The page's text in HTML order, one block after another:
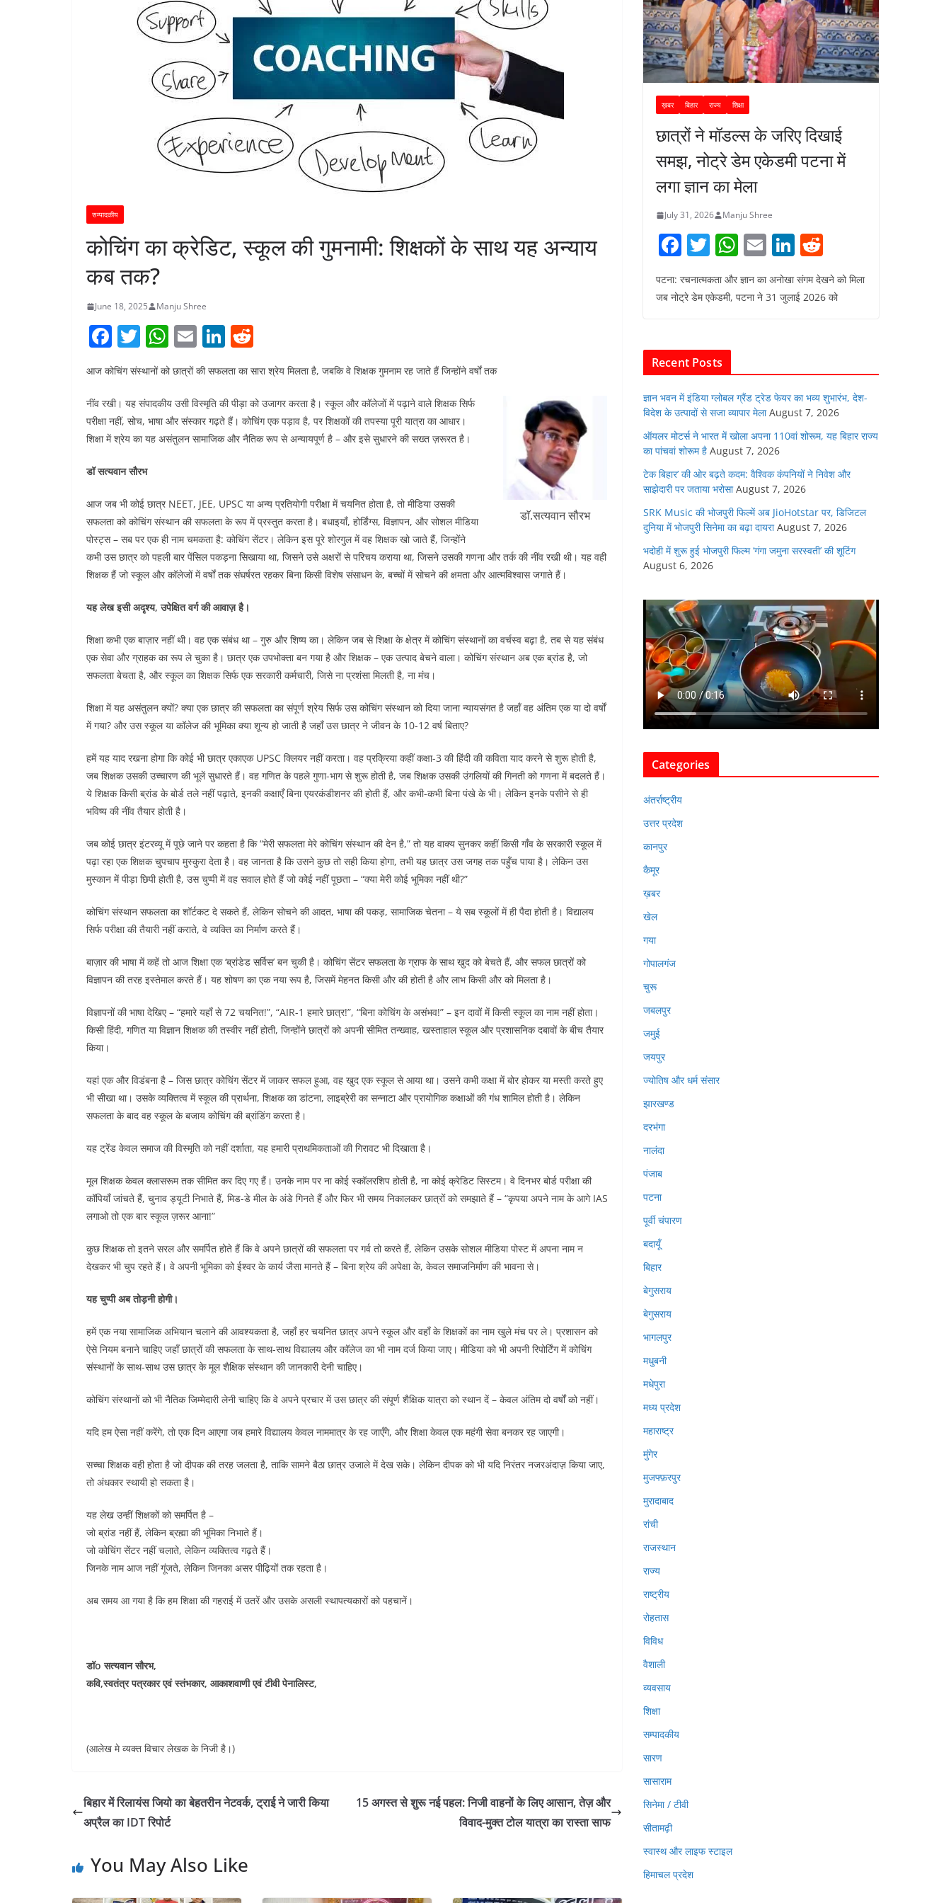
सम्पादकीय
कोचिंग का क्रेडिट, स्कूल की गुमनामी: शिक्षकों के साथ यह अन्याय
कब तक?
June 18, 2025 Manju Shree
F
a
c
e
b
o
o
k
T
w
itt
er
W
at
s
A
p
E
m
ai
l
Li
k
e
dI
n
d
di
t
आज कोचिंग संस्थानों को छात्रों की सफलता का सारा श्रेय मिलता है, जबकि वे शिक्षक गुमनाम रह जाते हैं जिन्होंने वर्षों तक
डाॅ.सत्यवान सौरभ
नींव रखी। यह संपादकीय उसी विस्मृति की पीड़ा को उजागर करता है। स्कूल और कॉलेजों में पढ़ाने वाले शिक्षक सिर्फ
परीक्षा नहीं, सोच, भाषा और संस्कार गढ़ते हैं। कोचिंग एक पड़ाव है, पर शिक्षकों की तपस्या पूरी यात्रा का आधार।
शिक्षा में श्रेय का यह असंतुलन सामाजिक और नैतिक रूप से अन्यायपूर्ण है – और इसे सुधारने की सख्त ज़रूरत है।
डॉ सत्यवान सौरभ
आज जब भी कोई छात्र NEET, JEE, UPSC या अन्य प्रतियोगी परीक्षा में चयनित होता है, तो मीडिया उसकी
सफलता को कोचिंग संस्थान की सफलता के रूप में प्रस्तुत करता है। बधाइयाँ, होर्डिंग्स, विज्ञापन, और सोशल मीडिया
पोस्ट्स – सब पर एक ही नाम चमकता है: कोचिंग सेंटर। लेकिन इस पूरे शोरगुल में वह शिक्षक खो जाते हैं, जिन्होंने
कभी उस छात्र को पहली बार पेंसिल पकड़ना सिखाया था, जिसने उसे अक्षरों से परिचय कराया था, जिसने उसकी गणना और तर्क की नींव रखी थी। यह वही
शिक्षक हैं जो स्कूल और कॉलेजों में वर्षों तक संघर्षरत रहकर बिना किसी विशेष संसाधन के, बच्चों में सोचने की क्षमता और आत्मविश्वास जगाते हैं।
यह लेख इसी अदृश्य, उपेक्षित वर्ग की आवाज़ है।
शिक्षा कभी एक बाज़ार नहीं थी। वह एक संबंध था – गुरु और शिष्य का। लेकिन जब से शिक्षा के क्षेत्र में कोचिंग संस्थानों का वर्चस्व बढ़ा है, तब से यह संबंध
एक सेवा और ग्राहक का रूप ले चुका है। छात्र एक उपभोक्ता बन गया है और शिक्षक – एक उत्पाद बेचने वाला। कोचिंग संस्थान अब एक ब्रांड है, जो
सफलता बेचता है, और स्कूल का शिक्षक सिर्फ एक सरकारी कर्मचारी, जिसे ना प्रशंसा मिलती है, ना मंच।
शिक्षा में यह असंतुलन क्यों? क्या एक छात्र की सफलता का संपूर्ण श्रेय सिर्फ उस कोचिंग संस्थान को दिया जाना न्यायसंगत है जहाँ वह अंतिम एक या दो वर्षों
में गया? और उस स्कूल या कॉलेज की भूमिका क्या शून्य हो जाती है जहाँ उस छात्र ने जीवन के 10-12 वर्ष बिताए?
हमें यह याद रखना होगा कि कोई भी छात्र एकाएक UPSC क्लियर नहीं करता। वह प्रक्रिया कहीं कक्षा-3 की हिंदी की कविता याद करने से शुरू होती है,
जब शिक्षक उसकी उच्चारण की भूलें सुधारते हैं। वह गणित के पहले गुणा-भाग से शुरू होती है, जब शिक्षक उसकी उंगलियों की गिनती को गणना में बदलते हैं।
ये शिक्षक किसी ब्रांड के बोर्ड तले नहीं पढ़ाते, इनकी कक्षाएँ बिना एयरकंडीशनर की होती हैं, और कभी-कभी बिना पंखे के भी। लेकिन इनके पसीने से ही
भविष्य की नींव तैयार होती है।
जब कोई छात्र इंटरव्यू में पूछे जाने पर कहता है कि “मेरी सफलता मेरे कोचिंग संस्थान की देन है,” तो यह वाक्य सुनकर कहीं किसी गाँव के सरकारी स्कूल में
पढ़ा रहा एक शिक्षक चुपचाप मुस्कुरा देता है। वह जानता है कि उसने कुछ तो सही किया होगा, तभी यह छात्र उस जगह तक पहुँच पाया है। लेकिन उस
मुस्कान में पीड़ा छिपी होती है, उस चुप्पी में वह सवाल होते हैं जो कोई नहीं पूछता – “क्या मेरी कोई भूमिका नहीं थी?”
कोचिंग संस्थान सफलता का शॉर्टकट दे सकते हैं, लेकिन सोचने की आदत, भाषा की पकड़, सामाजिक चेतना – ये सब स्कूलों में ही पैदा होती है। विद्यालय
सिर्फ परीक्षा की तैयारी नहीं कराते, वे व्यक्ति का निर्माण करते हैं।
बाज़ार की भाषा में कहें तो आज शिक्षा एक ‘ब्रांडेड सर्विस’ बन चुकी है। कोचिंग सेंटर सफलता के ग्राफ के साथ खुद को बेचते हैं, और सफल छात्रों को
विज्ञापन की तरह इस्तेमाल करते हैं। यह शोषण का एक नया रूप है, जिसमें मेहनत किसी और की होती है और लाभ किसी और को मिलता है।
विज्ञापनों की भाषा देखिए – “हमारे यहाँ से 72 चयनित!”, “AIR-1 हमारे छात्र!”, “बिना कोचिंग के असंभव!” – इन दावों में किसी स्कूल का नाम नहीं होता।
किसी हिंदी, गणित या विज्ञान शिक्षक की तस्वीर नहीं होती, जिन्होंने छात्रों को अपनी सीमित तन्ख्वाह, खस्ताहाल स्कूल और प्रशासनिक दबावों के बीच तैयार
किया।
यहां एक और विडंबना है – जिस छात्र कोचिंग सेंटर में जाकर सफल हुआ, वह खुद एक स्कूल से आया था। उसने कभी कक्षा में बोर होकर या मस्ती करते हुए
भी सीखा था। उसके व्यक्तित्व में स्कूल की प्रार्थना, शिक्षक का डांटना, लाइब्रेरी का सन्नाटा और प्रायोगिक कक्षाओं की गंध शामिल होती है। लेकिन
सफलता के बाद वह स्कूल के बजाय कोचिंग की ब्रांडिंग करता है।
यह ट्रेंड केवल समाज की विस्मृति को नहीं दर्शाता, यह हमारी प्राथमिकताओं की गिरावट भी दिखाता है।
मूल शिक्षक केवल क्लासरूम तक सीमित कर दिए गए हैं। उनके नाम पर ना कोई स्कॉलरशिप होती है, ना कोई क्रेडिट सिस्टम। वे दिनभर बोर्ड परीक्षा की
कॉपियाँ जांचते हैं, चुनाव ड्यूटी निभाते हैं, मिड-डे मील के अंडे गिनते हैं और फिर भी समय निकालकर छात्रों को समझाते हैं – “कृपया अपने नाम के आगे IAS
लगाओ तो एक बार स्कूल ज़रूर आना!”
कुछ शिक्षक तो इतने सरल और समर्पित होते हैं कि वे अपने छात्रों की सफलता पर गर्व तो करते हैं, लेकिन उसके सोशल मीडिया पोस्ट में अपना नाम न
देखकर भी चुप रहते हैं। वे अपनी भूमिका को ईश्वर के कार्य जैसा मानते हैं – बिना श्रेय की अपेक्षा के, केवल समाजनिर्माण की भावना से।
यह चुप्पी अब तोड़नी होगी।
हमें एक नया सामाजिक अभियान चलाने की आवश्यकता है, जहाँ हर चयनित छात्र अपने स्कूल और वहाँ के शिक्षकों का नाम खुले मंच पर ले। प्रशासन को
ऐसे नियम बनाने चाहिए जहाँ छात्रों की सफलता के साथ-साथ विद्यालय और कॉलेज का भी नाम दर्ज किया जाए। मीडिया को भी अपनी रिपोर्टिंग में कोचिंग
संस्थानों के साथ-साथ उस छात्र के मूल शैक्षिक संस्थान की जानकारी देनी चाहिए।
कोचिंग संस्थानों को भी नैतिक जिम्मेदारी लेनी चाहिए कि वे अपने प्रचार में उस छात्र की संपूर्ण शैक्षिक यात्रा को स्थान दें – केवल अंतिम दो वर्षों को नहीं।
यदि हम ऐसा नहीं करेंगे, तो एक दिन आएगा जब हमारे विद्यालय केवल नाममात्र के रह जाएँगे, और शिक्षा केवल एक महंगी सेवा बनकर रह जाएगी।
सच्चा शिक्षक वही होता है जो दीपक की तरह जलता है, ताकि सामने बैठा छात्र उजाले में देख सके। लेकिन दीपक को भी यदि निरंतर नजरअंदाज़ किया जाए,
तो अंधकार स्थायी हो सकता है।
यह लेख उन्हीं शिक्षकों को समर्पित है –
जो ब्रांड नहीं हैं, लेकिन ब्रह्मा की भूमिका निभाते हैं।
जो कोचिंग सेंटर नहीं चलाते, लेकिन व्यक्तित्व गढ़ते हैं।
जिनके नाम आज नहीं गूंजते, लेकिन जिनका असर पीढ़ियों तक रहता है।
अब समय आ गया है कि हम शिक्षा की गहराई में उतरें और उसके असली स्थापत्यकारों को पहचानें।
डॉo सत्यवान सौरभ,
कवि,स्वतंत्र पत्रकार एवं स्तंभकार, आकाशवाणी एवं टीवी पेनालिस्ट,
(आलेख मे व्यक्त विचार लेखक के निजी है।)
बिहार में रिलायंस जियो का बेहतरीन नेटवर्क, ट्राई ने जारी किया
अप्रैल का IDT रिपोर्ट
15 अगस्त से शुरू नई पहल: निजी वाहनों के लिए आसान, तेज़ और
विवाद-मुक्त टोल यात्रा का रास्ता साफ
You May Also Like
ख़बर बिहार राज्य शिक्षा
छात्रों ने मॉडल्स के जरिए दिखाई
समझ, नोट्रे डेम एकेडमी पटना में
लगा ज्ञान का मेला
July 31, 2026 Manju Shree
F
c
e
o
o
k
T
itt
W
at
p
E
m
ai
Li
n
k
e
e
d
पटना: रचनात्मकता और ज्ञान का अनोखा संगम देखने को मिला
जब नोट्रे डेम एकेडमी, पटना ने 31 जुलाई 2026 को
Recent Posts
ज्ञान भवन में इंडिया ग्लोबल ग्रैंड ट्रेड फेयर का भव्य शुभारंभ, देश-
विदेश के उत्पादों से सजा व्यापार मेला August 7, 2026
ऑयलर मोटर्स ने भारत में खोला अपना 110वां शोरूम, यह बिहार राज्य
का पांचवां शोरूम है August 7, 2026
टेक बिहार’ की ओर बढ़ते कदम: वैश्विक कंपनियों ने निवेश और
साझेदारी पर जताया भरोसा August 7, 2026
SRK Music की भोजपुरी फिल्में अब JioHotstar पर, डिजिटल
दुनिया में भोजपुरी सिनेमा का बढ़ा दायरा August 7, 2026
भदोही में शुरू हुई भोजपुरी फिल्म ‘गंगा जमुना सरस्वती’ की शूटिंग
August 6, 2026
Categories
अंतर्राष्ट्रीय
उत्तर प्रदेश
कानपुर
कैमूर
ख़बर
खेल
गया
गोपालगंज
चुरू
जबलपुर
जमुई
जयपुर
ज्योतिष और धर्म संसार
झारखण्ड
दरभंगा
नालंदा
पंजाब
पटना
पूर्वी चंपारण
बदायूँ
बिहार
बेगुसराय
बेगुसराय
भागलपुर
मधुबनी
मधेपुरा
मध्य प्रदेश
महाराष्ट्र
मुंगेर
मुजफ्फ़रपुर
मुरादाबाद
रांची
राजस्थान
राज्य
राष्ट्रीय
रोहतास
विविध
वैशाली
व्यवसाय
शिक्षा
सम्पादकीय
सारण
सासाराम
सिनेमा / टीवी
सीतामढ़ी
स्वास्थ और लाइफ स्टाइल
हिमाचल प्रदेश